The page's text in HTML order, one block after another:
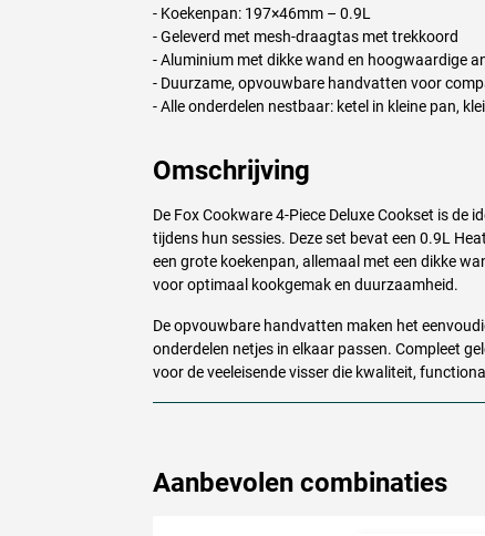
- Koekenpan: 197×46mm – 0.9L
- Geleverd met mesh-draagtas met trekkoord
- Aluminium met dikke wand en hoogwaardige
- Duurzame, opvouwbare handvatten voor
- Alle onderdelen nestbaar: ketel in kleine pan,
Omschrijving
De Fox Cookware 4-Piece Deluxe Cookset is de
tijdens hun sessies. Deze set bevat een 0.9L
een grote koekenpan, allemaal met een dikke
voor optimaal kookgemak en duurzaamheid.
De opvouwbare handvatten maken het
onderdelen netjes in elkaar passen. Compleet
voor de veeleisende visser die kwaliteit,
Aanbevolen combinaties